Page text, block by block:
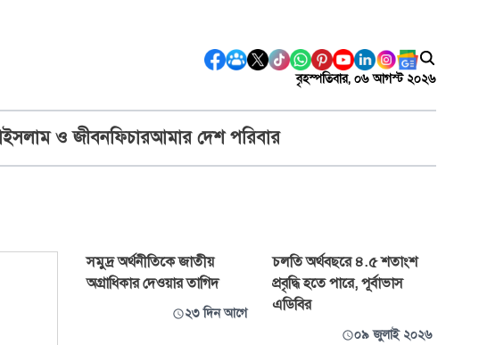
বৃহস্পতিবার, ০৬ আগস্ট ২০২৬
ইসলাম ও জীবনফিচারআমার দেশ পরিবার
সমুদ্র অর্থনীতিকে জাতীয়
অগ্রাধিকার দেওয়ার তাগিদ
২৩ দিন আগে
চলতি অর্থবছরে ৪.৫ শতাংশ
প্রবৃদ্ধি হতে পারে, পূর্বাভাস
এডিবির
০৯ জুলাই ২০২৬